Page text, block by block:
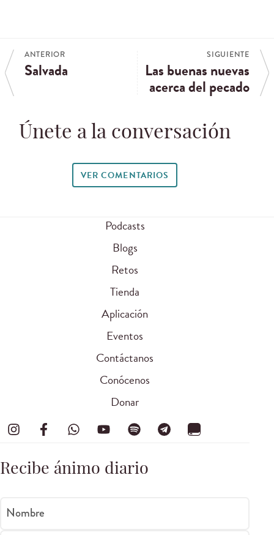
ANTERIOR
Salvada
SIGUIENTE
Las buenas nuevas
acerca del pecado
Únete a la conversación
VER COMENTARIOS
Podcasts
Blogs
Retos
Tienda
Aplicación
Eventos
Contáctanos
Conócenos
Donar
Recibe ánimo diario
Nombre